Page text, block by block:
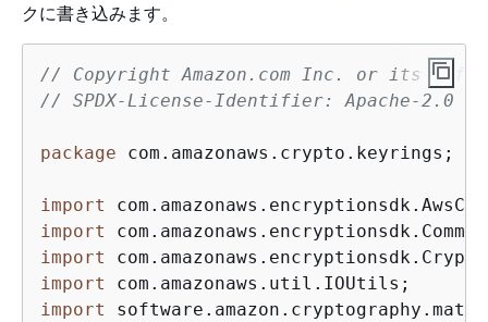
クに書き込みます。
// Copyright Amazon.com Inc. or its
// SPDX-License-Identifier: Apache-2.0
package com.amazonaws.crypto.keyrings;
import
import
import
import
import